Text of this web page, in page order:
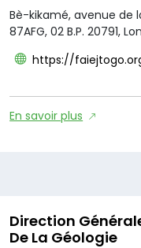
Bè-kikamé, avenue de
87AFG, 02 B.P. 20791,
https://
En savoir plus
Direction
De La Géologie